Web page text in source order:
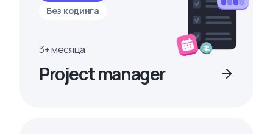
Без кодинга
3+ месяца
Project manager